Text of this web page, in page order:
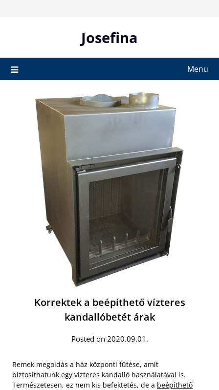
Josefina
Menu
Korrektek a beépíthető vízteres
kandallóbetét árak
Posted on 2020.09.01.
Remek megoldás a ház központi fűtése, amit
biztosíthatunk egy vízteres kandalló használatával is.
Természetesen, ez nem kis befektetés, de a beépíthető